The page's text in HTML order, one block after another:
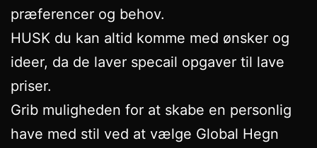
præferencer og behov.
HUSK du kan altid komme med ønsker og
ideer, da de laver specail opgaver til lave
priser.
Grib muligheden for at skabe en personlig
have med stil ved at vælge Global Hegn